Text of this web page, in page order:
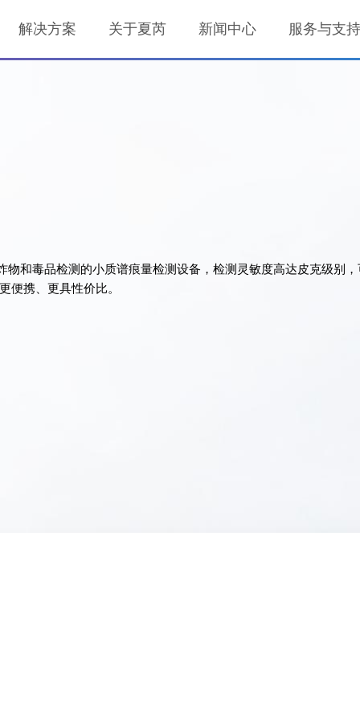
解决方案 关于夏芮 新闻中心 服务与支持
和毒品检测的小质谱痕量检测设备，检测灵敏度高达皮克级别，
便携、更具性价比。